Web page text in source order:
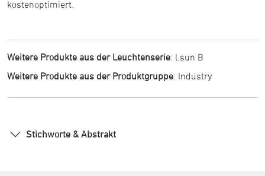
kostenoptimiert.
Weitere Produkte aus der Leuchtenserie: l.sun B
Weitere Produkte aus der Produktgruppe: Industry
Stichworte & Abstrakt